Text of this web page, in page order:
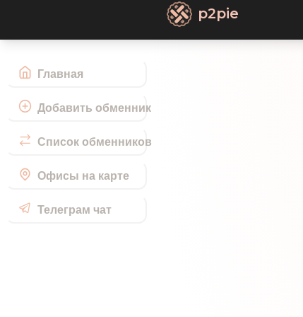
Главная
Добавить обменник
Список обменников
Офисы на карте
Телеграм чат
p2pie